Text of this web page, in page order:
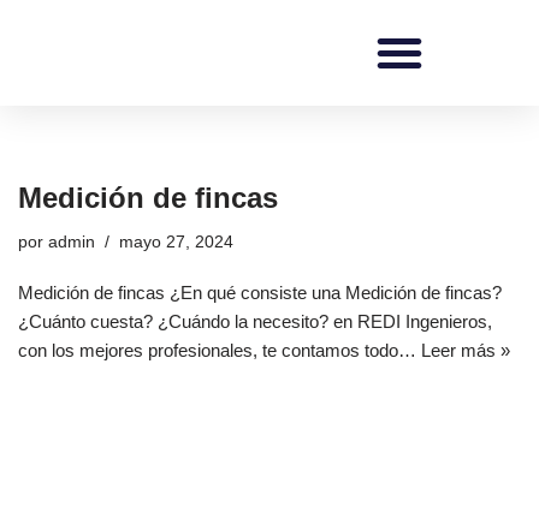
Medición de fincas
por admin mayo 27, 2024
Medición de fincas ¿En qué consiste una Medición de fincas?
¿Cuánto cuesta? ¿Cuándo la necesito? en REDI Ingenieros,
con los mejores profesionales, te contamos todo… Leer más »